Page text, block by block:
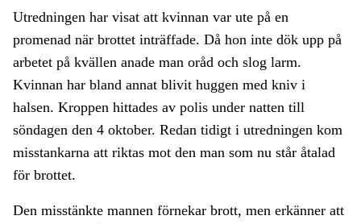
Utredningen har visat att kvinnan var ute på en
promenad när brottet inträffade. Då hon inte dök upp på
arbetet på kvällen anade man oråd och slog larm.
Kvinnan har bland annat blivit huggen med kniv i
halsen. Kroppen hittades av polis under natten till
söndagen den 4 oktober. Redan tidigt i utredningen kom
misstankarna att riktas mot den man som nu står åtalad
för brottet.
Den misstänkte mannen förnekar brott, men erkänner att